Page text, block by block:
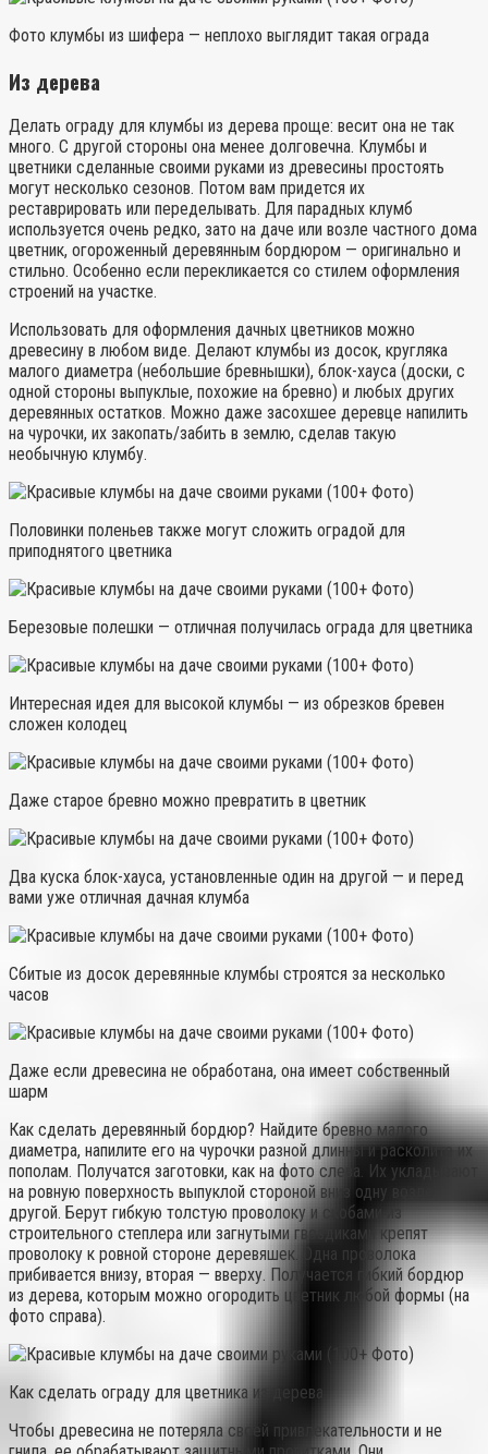
Фото клумбы из шифера — неплохо выглядит такая ограда
Из дерева
Делать ограду для клумбы из дерева проще: весит она не так
много. С другой стороны она менее долговечна. Клумбы и
цветники сделанные своими руками из древесины простоять
могут несколько сезонов. Потом вам придется их
реставрировать или переделывать. Для парадных клумб
используется очень редко, зато на даче или возле частного дома
цветник, огороженный деревянным бордюром — оригинально и
стильно. Особенно если перекликается со стилем оформления
строений на участке.
Использовать для оформления дачных цветников можно
древесину в любом виде. Делают клумбы из досок, кругляка
малого диаметра (небольшие бревнышки), блок-хауса (доски, с
одной стороны выпуклые, похожие на бревно) и любых других
деревянных остатков. Можно даже засохшее деревце напилить
на чурочки, их закопать/забить в землю, сделав такую
необычную клумбу.
Половинки поленьев также могут сложить оградой для
приподнятого цветника
Березовые полешки — отличная получилась ограда для цветника
Интересная идея для высокой клумбы — из обрезков бревен
сложен колодец
Даже старое бревно можно превратить в цветник
Два куска блок-хауса, установленные один на другой — и перед
вами уже отличная дачная клумба
Сбитые из досок деревянные клумбы строятся за несколько
часов
Даже если древесина не обработана, она имеет собственный
шарм
Как сделать деревянный бордюр? Найдите бревно малого
диаметра, напилите его на чурочки разной длинны и расколите их
пополам. Получатся заготовки, как на фото слева. Их укладывают
на ровную поверхность выпуклой стороной вниз одну возле
другой. Берут гибкую толстую проволоку и скобами из
строительного степлера или загнутыми гвоздиками крепят
проволоку к ровной стороне деревяшек. Одна проволока
прибивается внизу, вторая — вверху. Получается гибкий бордюр
из дерева, которым можно огородить цветник любой формы (на
фото справа).
Как сделать ограду для цветника из дерева
Чтобы древесина не потеряла своей привлекательности и не